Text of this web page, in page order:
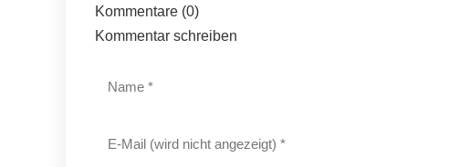
Kommentare (0)
Kommentar schreiben